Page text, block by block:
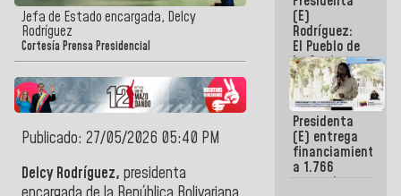
Jefa de Estado encargada, Delcy
Rodríguez
Cortesía Prensa Presidencial
Publicado: 27/05/2026 05:40 PM
Delcy Rodríguez, presidenta
Guaira
(E)
Rodríguez:
El Pueblo de
La Guaira
siempre
estará
acompañada
por el
Gobierno
Nacional
Presidenta
(E) entrega
financiamientos
a 1.766
comerciantes